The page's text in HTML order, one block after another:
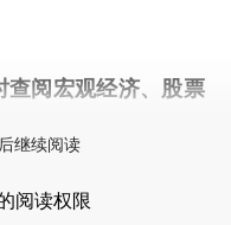
查阅宏观经济、股票
继续阅读
阅读权限